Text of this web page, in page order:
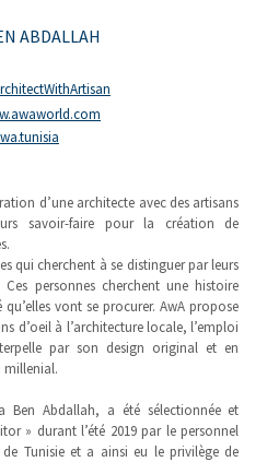
ABDALLAH
d’une architecte avec des artisans
savoir-faire pour la création de
qui cherchent à se distinguer par leurs
personnes cherchent une histoire
vont se procurer. AwA propose
d’oeil à l’architecture locale, l’emploi
par son design original et en
millenial.
Ben Abdallah, a été sélectionnée et
» durant l’été 2019 par le personnel
de Tunisie et a ainsi eu le privilège de